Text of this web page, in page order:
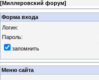
[Миллеровский форум]
Форма входа
Логин:
Пароль:
запомнить
Меню сайта